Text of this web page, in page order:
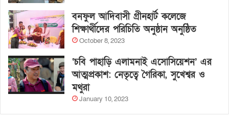
বনফুল আদিবাসী গ্রীনহার্ট কলেজে
শিক্ষার্থীদের পরিচিতি অনুষ্ঠান অনুষ্ঠিত
October 8, 2023
‘চবি পাহাড়ি এলামনাই এসোসিয়েশন’ এর
আত্মপ্রকাশ: নেতৃত্বে গৈরিকা, সুখেশ্বর ও
মথুরা
January 10, 2023